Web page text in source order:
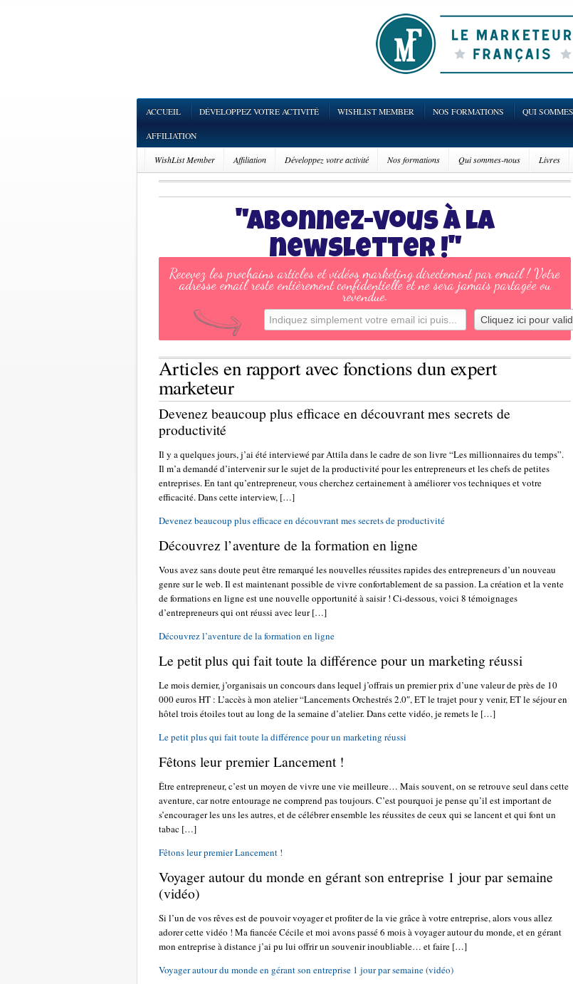
ACCUEIL DÉVELOPPEZ VOTRE ACTIVITÉ WISHLIST MEMBER NOS FORMATIONS QUI
AFFILIATION
WishList Member Affiliation Développez votre activité Nos formations Qui sommes-nous Livres
"Abonnez-vous à la
newsletter !"
Recevez les prochains articles et vidéos marketing directement par email ! Votre
adresse email reste entièrement confidentielle et ne sera jamais partagée ou
revendue.
Articles en rapport avec fonctions dun expert
marketeur
Devenez beaucoup plus efficace en découvrant mes secrets de
productivité
Il y a quelques jours, j’ai été interviewé par Attila dans le cadre de son livre “Les millionnaires du temps”.
Il m’a demandé d’intervenir sur le sujet de la productivité pour les entrepreneurs et les chefs de petites
entreprises. En tant qu’entrepreneur, vous cherchez certainement à améliorer vos techniques et votre
efficacité. Dans cette interview, […]
Devenez beaucoup plus efficace en découvrant mes secrets de productivité
Découvrez l’aventure de la formation en ligne
Vous avez sans doute peut être remarqué les nouvelles réussites rapides des entrepreneurs d’un nouveau
genre sur le web. Il est maintenant possible de vivre confortablement de sa passion. La création et la vente
de formations en ligne est une nouvelle opportunité à saisir ! Ci-dessous, voici 8 témoignages
d’entrepreneurs qui ont réussi avec leur […]
Découvrez l’aventure de la formation en ligne
Le petit plus qui fait toute la différence pour un marketing réussi
Le mois dernier, j’organisais un concours dans lequel j’offrais un premier prix d’une valeur de près de 10
000 euros HT : L’accès à mon atelier “Lancements Orchestrés 2.0″, ET le trajet pour y venir, ET le séjour en
hôtel trois étoiles tout au long de la semaine d’atelier. Dans cette vidéo, je remets le […]
Le petit plus qui fait toute la différence pour un marketing réussi
Fêtons leur premier Lancement !
Être entrepreneur, c’est un moyen de vivre une vie meilleure… Mais souvent, on se retrouve seul dans cette
aventure, car notre entourage ne comprend pas toujours. C’est pourquoi je pense qu’il est important de
s’encourager les uns les autres, et de célébrer ensemble les réussites de ceux qui se lancent et qui font un
tabac […]
Fêtons leur premier Lancement !
Voyager autour du monde en gérant son entreprise 1 jour par semaine
(vidéo)
Si l’un de vos rêves est de pouvoir voyager et profiter de la vie grâce à votre entreprise, alors vous allez
adorer cette vidéo ! Ma fiancée Cécile et moi avons passé 6 mois à voyager autour du monde, et en gérant
mon entreprise à distance j’ai pu lui offrir un souvenir inoubliable… et faire […]
Voyager autour du monde en gérant son entreprise 1 jour par semaine (vidéo)